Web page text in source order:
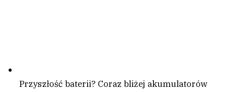
Przyszłość baterii? Coraz bliżej akumulatorów